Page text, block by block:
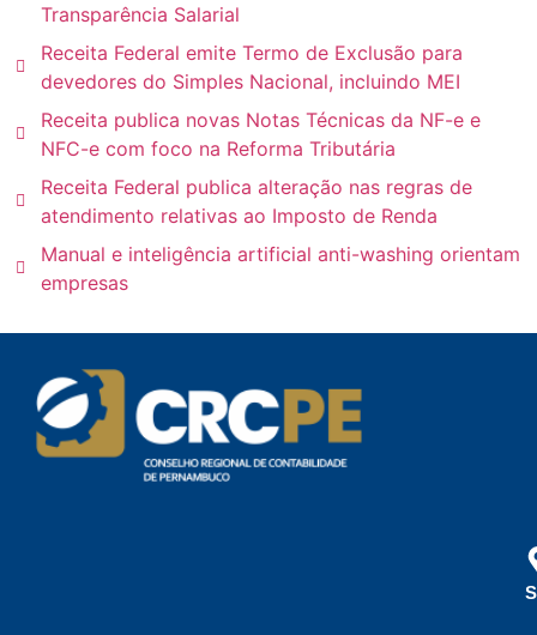
Transparência Salarial
Receita Federal emite Termo de Exclusão para
devedores do Simples Nacional, incluindo MEI
Receita publica novas Notas Técnicas da NF-e e
NFC-e com foco na Reforma Tributária
Receita Federal publica alteração nas regras de
atendimento relativas ao Imposto de Renda
Manual e inteligência artificial anti-washing orientam
empresas